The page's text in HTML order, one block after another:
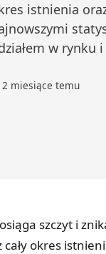
istnienia
w rynku
2 miesiące temu
szczyt i
okres